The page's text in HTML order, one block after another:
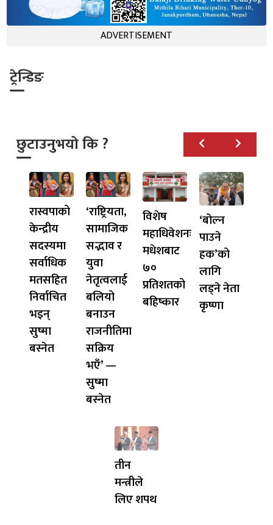
ADVERTISEMENT
ट्रेन्डिङ
छुटाउनुभयो कि ?
रास्वपाको
केन्द्रीय
सदस्यमा
सर्वाधिक
मतसहित
निर्वाचित
भइन्
सुष्मा
बस्नेत
‘राष्ट्रियता,
सामाजिक
सद्भाव र
युवा
नेतृत्वलाई
बलियो
बनाउन
राजनीतिमा
सक्रिय
भएँ’ —
सुष्मा
बस्नेत
विशेष
महाधिवेशनः
मधेशबाट
७०
प्रतिशतको
बहिष्कार
‘बोल्न
पाउने
हक’को
लागि
लड्ने नेता
कृष्णा
तीन
मन्त्रीले
लिए शपथ